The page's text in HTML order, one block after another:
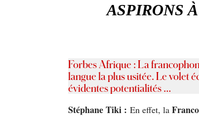
ASPIRONS
Forbes Afrique : La
langue la plus usitée. Le volet
évidentes potentialités …
Stéphane Tiki : En effet, la